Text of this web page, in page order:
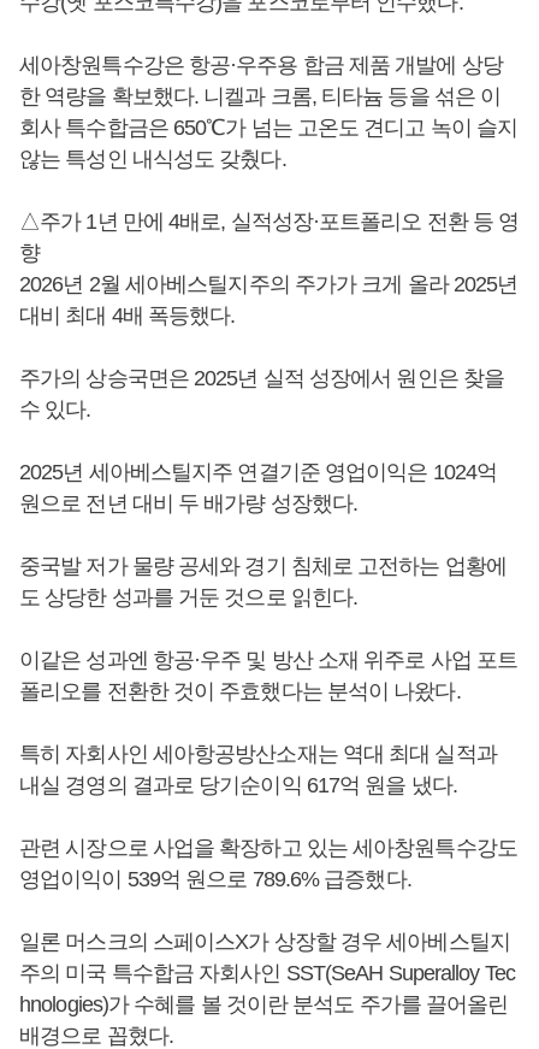
세아창원특수강은 항공·우주용 합금 제품 개발에 상당
한 역량을 확보했다. 니켈과 크롬, 티타늄 등을 섞은 이
회사 특수합금은 650℃가 넘는 고온도 견디고 녹이 슬지
않는 특성인 내식성도 갖췄다.
△주가 1년 만에 4배로, 실적성장·포트폴리오 전환 등 영
향
2026년 2월 세아베스틸지주의 주가가 크게 올라 2025년
대비 최대 4배 폭등했다.
주가의 상승국면은 2025년 실적 성장에서 원인은 찾을
수 있다.
2025년 세아베스틸지주 연결기준 영업이익은 1024억
원으로 전년 대비 두 배가량 성장했다.
중국발 저가 물량 공세와 경기 침체로 고전하는 업황에
도 상당한 성과를 거둔 것으로 읽힌다.
이같은 성과엔 항공·우주 및 방산 소재 위주로 사업 포트
폴리오를 전환한 것이 주효했다는 분석이 나왔다.
특히 자회사인 세아항공방산소재는 역대 최대 실적과
내실 경영의 결과로 당기순이익 617억 원을 냈다.
관련 시장으로 사업을 확장하고 있는 세아창원특수강도
영업이익이 539억 원으로 789.6% 급증했다.
일론 머스크의 스페이스X가 상장할 경우 세아베스틸지
주의 미국 특수합금 자회사인 SST(SeAH Superalloy Tec
hnologies)가 수혜를 볼 것이란 분석도 주가를 끌어올린
배경으로 꼽혔다.